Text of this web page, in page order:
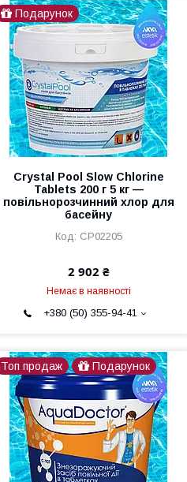
Подарунок
Crystal Pool Slow Chlorine
Tablets 200 г 5 кг —
повільнорозчинний хлор для
басейну
CP02205
2 902 ₴
Немає в наявності
+380 (50) 355-94-41
Топ продаж Подарунок